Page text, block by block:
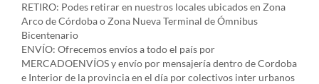
RETIRO: Podes retirar en nuestros locales ubicados en Zona
Arco de Córdoba o Zona Nueva Terminal de Ómnibus
Bicentenario
ENVÍO: Ofrecemos envíos a todo el país por
MERCADOENVÍOS y envío por mensajería dentro de Cordoba
e Interior de la provincia en el día por colectivos inter urbanos